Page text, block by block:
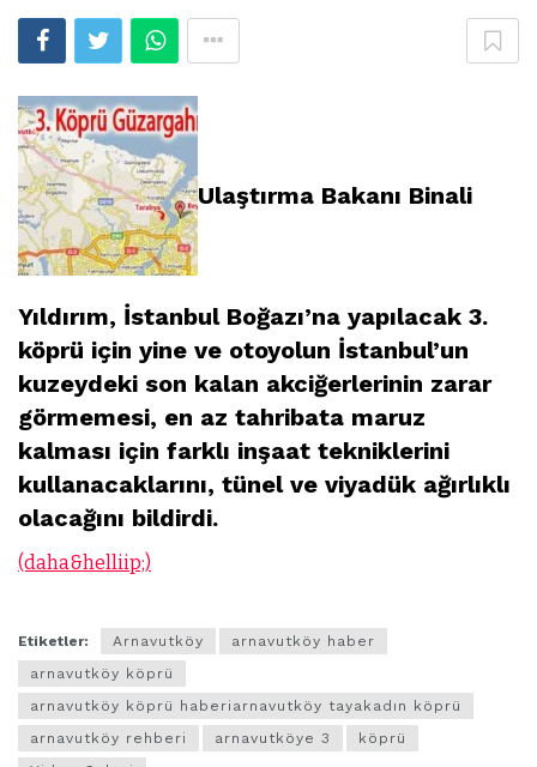
Ulaştırma Bakanı Binali
Yıldırım, İstanbul Boğazı’na yapılacak 3.
köprü için yine ve otoyolun İstanbul’un
kuzeydeki son kalan akciğerlerinin zarar
görmemesi, en az tahribata maruz
kalması için farklı inşaat tekniklerini
kullanacaklarını, tünel ve viyadük ağırlıklı
olacağını bildirdi.
(daha&helliip;)
Etiketler: Arnavutköy
arnavutköy haber
arnavutköy köprü
arnavutköy köprü haberiarnavutköy tayakadın köprü
arnavutköy rehberi
arnavutköye 3
köprü